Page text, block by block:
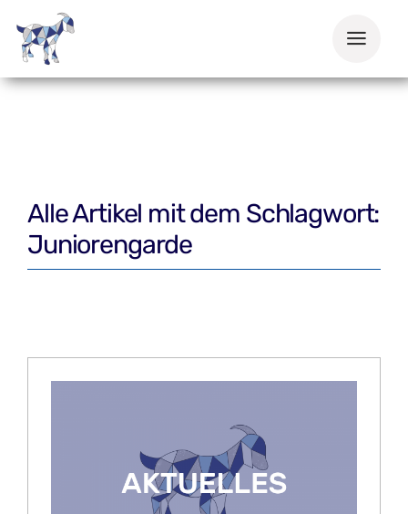
Inhalt
springen
Alle Artikel mit dem Schlagwort:
Juniorengarde